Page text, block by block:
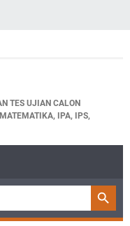
TES UJIAN CALON
IPA, IPS,